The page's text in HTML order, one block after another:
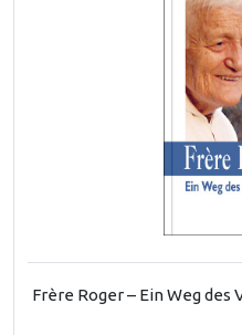
Frère Roger – Ein Weg des